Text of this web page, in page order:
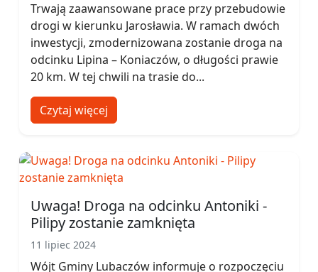
Trwają zaawansowane prace przy przebudowie
drogi w kierunku Jarosławia. W ramach dwóch
inwestycji, zmodernizowana zostanie droga na
odcinku Lipina – Koniaczów, o długości prawie
20 km. W tej chwili na trasie do...
Czytaj więcej
Uwaga! Droga na odcinku Antoniki -
Pilipy zostanie zamknięta
11 lipiec 2024
Wójt Gminy Lubaczów informuje o rozpoczęciu